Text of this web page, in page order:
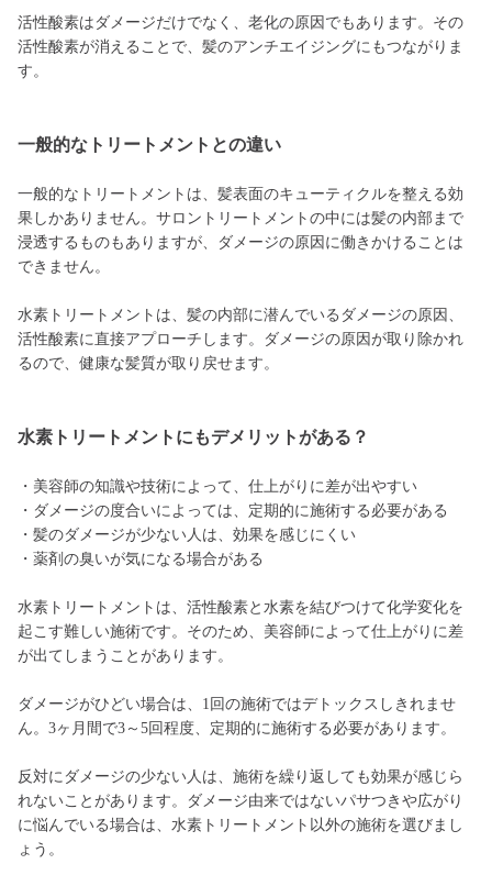
活性酸素はダメージだけでなく、老化の原因でもあります。その
活性酸素が消えることで、髪のアンチエイジングにもつながりま
す。
一般的なトリートメントとの違い
一般的なトリートメントは、髪表面のキューティクルを整える効
果しかありません。サロントリートメントの中には髪の内部まで
浸透するものもありますが、ダメージの原因に働きかけることは
できません。
水素トリートメントは、髪の内部に潜んでいるダメージの原因、
活性酸素に直接アプローチします。ダメージの原因が取り除かれ
るので、健康な髪質が取り戻せます。
水素トリートメントにもデメリットがある？
・美容師の知識や技術によって、仕上がりに差が出やすい
・ダメージの度合いによっては、定期的に施術する必要がある
・髪のダメージが少ない人は、効果を感じにくい
・薬剤の臭いが気になる場合がある
水素トリートメントは、活性酸素と水素を結びつけて化学変化を
起こす難しい施術です。そのため、美容師によって仕上がりに差
が出てしまうことがあります。
ダメージがひどい場合は、1回の施術ではデトックスしきれませ
ん。3ヶ月間で3～5回程度、定期的に施術する必要があります。
反対にダメージの少ない人は、施術を繰り返しても効果が感じら
れないことがあります。ダメージ由来ではないパサつきや広がり
に悩んでいる場合は、水素トリートメント以外の施術を選びまし
ょう。